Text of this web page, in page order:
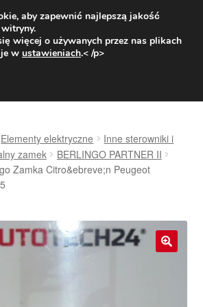
od 31 zł
16:00800 003 167
Elementy elektryczne
Inne sterowniki i
zamek
BERLINGO PARTNER II
Zamka Citro&ebreve;n Peugeot
aby zapewnić najlepszą jakość
więcej o używanych przez nas plikach
w ustawieniach.< /p>